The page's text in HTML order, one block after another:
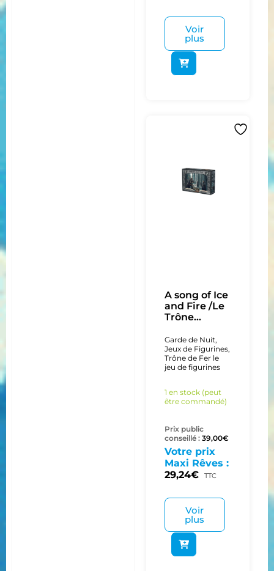
Voir
plus
A song of Ice
and Fire /Le
Trône...
Garde de Nuit,
Jeux de Figurines,
Trône de Fer le
jeu de figurines
1 en stock (peut
être commandé)
Prix public
conseillé : 39,00€
Votre prix
Maxi Rêves :
29,24€ TTC
Voir
plus